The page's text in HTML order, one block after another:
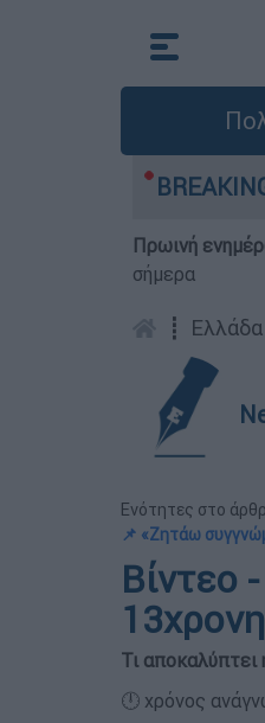
ημερών -
Πρωινή
σήμερα
┋ Ελλάδα
Ενότητες στο
📌 «Ζητάω
Βίντεο
Τι
🕛 χρόνος